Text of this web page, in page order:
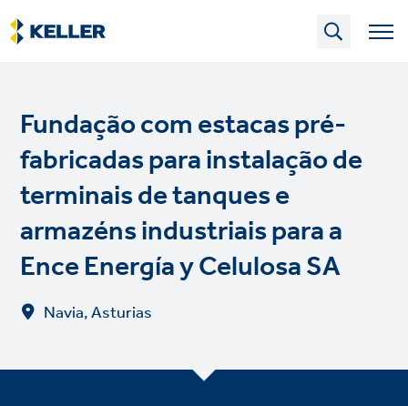
Skip
to
main
Fundação com estacas pré-
fabricadas para instalação de
terminais de tanques e
armazéns industriais para a
Ence Energía y Celulosa SA
Navia, Asturias